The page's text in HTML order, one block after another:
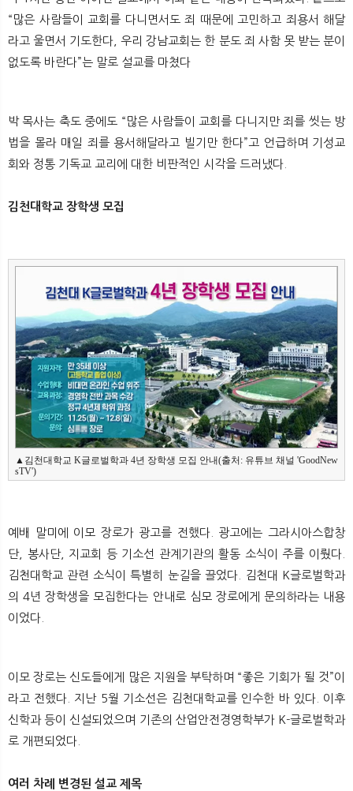
“많은 사람들이 교회를 다니면서도 죄 때문에 고민하고 죄용서 해달
라고 울면서 기도한다, 우리 강남교회는 한 분도 죄 사함 못 받는 분이
없도록 바란다”는 말로 설교를 마쳤다
박 목사는 축도 중에도 “많은 사람들이 교회를 다니지만 죄를 씻는 방
법을 몰라 매일 죄를 용서해달라고 빌기만 한다”고 언급하며 기성교
회와 정통 기독교 교리에 대한 비판적인 시각을 드러냈다.
김천대학교 장학생 모집
▲김천대학교 K글로벌학과 4년 장학생 모집 안내(출처: 유튜브 채널 'GoodNew
예배 말미에 이모 장로가 광고를 전했다. 광고에는 그라시아스합창
단, 봉사단, 지교회 등 기소선 관계기관의 활동 소식이 주를 이뤘다.
김천대학교 관련 소식이 특별히 눈길을 끌었다. 김천대 K글로벌학과
의 4년 장학생을 모집한다는 안내로 심모 장로에게 문의하라는 내용
이었다.
이모 장로는 신도들에게 많은 지원을 부탁하며 “좋은 기회가 될 것”이
라고 전했다. 지난 5월 기소선은 김천대학교를 인수한 바 있다. 이후
신학과 등이 신설되었으며 기존의 산업안전경영학부가 K-글로벌학과
로 개편되었다.
여러 차례 변경된 설교 제목